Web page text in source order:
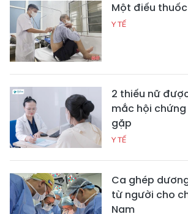
Một điếu
Y TẾ
2 thiếu nữ
mắc hội chứng
gặp
Y TẾ
Ca ghép
từ người cho
Nam